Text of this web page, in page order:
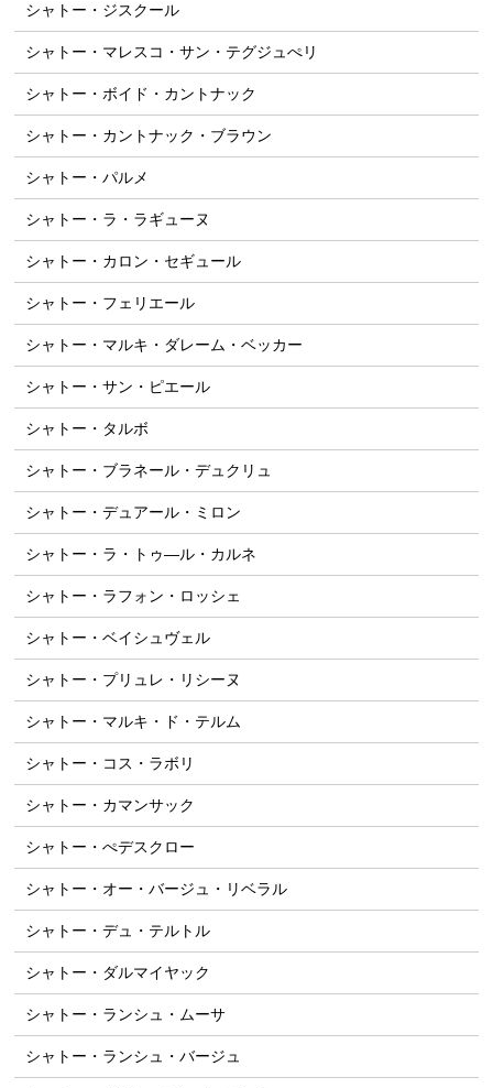
シャトー・ジスクール
シャトー・マレスコ・サン・テグジュぺリ
シャトー・ボイド・カントナック
シャトー・カントナック・ブラウン
シャトー・パルメ
シャトー・ラ・ラギューヌ
シャトー・カロン・セギュール
シャトー・フェリエール
シャトー・マルキ・ダレーム・ベッカー
シャトー・サン・ピエール
シャトー・タルボ
シャトー・ブラネール・デュクリュ
シャトー・デュアール・ミロン
シャトー・ラ・トゥ―ル・カルネ
シャトー・ラフォン・ロッシェ
シャトー・ベイシュヴェル
シャトー・プリュレ・リシーヌ
シャトー・マルキ・ド・テルム
シャトー・コス・ラボリ
シャトー・カマンサック
シャトー・ぺデスクロー
シャトー・オー・バージュ・リベラル
シャトー・デュ・テルトル
シャトー・ダルマイヤック
シャトー・ランシュ・ムーサ
シャトー・ランシュ・バージュ